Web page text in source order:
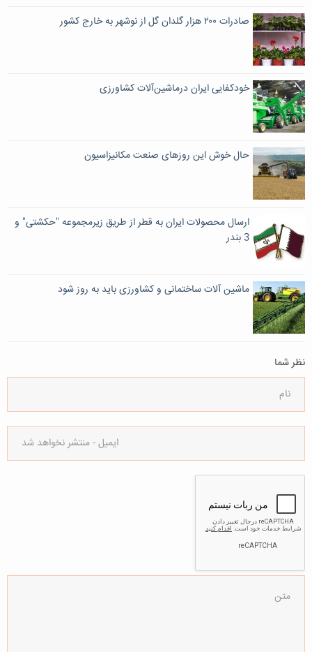
صادرات ۲۰۰ هزار گلدان گل از نوشهر به خارج کشور
خودکفایی ایران درماشین‌آلات کشاورزی
حال خوش این روزهای صنعت مکانیزاسیون
ارسال محصولات ایران به قطر از طریق زیرمجموعه "حکشتی" و
3 بندر
ماشین آلات ساختمانی و کشاورزی باید به روز شود
نظر شما